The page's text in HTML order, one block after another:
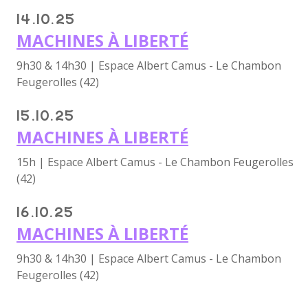
14.10.25
MACHINES À LIBERTÉ
9h30 & 14h30 | Espace Albert Camus - Le Chambon
Feugerolles (42)
15.10.25
MACHINES À LIBERTÉ
15h | Espace Albert Camus - Le Chambon Feugerolles
(42)
16.10.25
MACHINES À LIBERTÉ
9h30 & 14h30 | Espace Albert Camus - Le Chambon
Feugerolles (42)